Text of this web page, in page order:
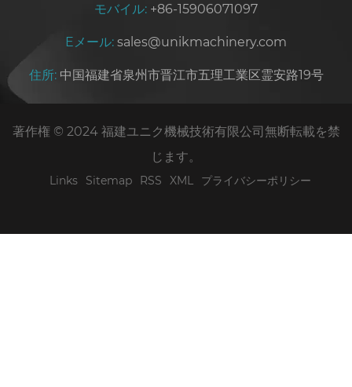
モバイル: +86-15906071097
Eメール: sales@unikmachinery.com
住所: 中国福建省泉州市晋江市五理工業区霊安路19号
著作権 © 2024 福建ユニク機械技術有限公司無断転載を禁
じます。
Links Sitemap RSS XML プライバシーポリシー